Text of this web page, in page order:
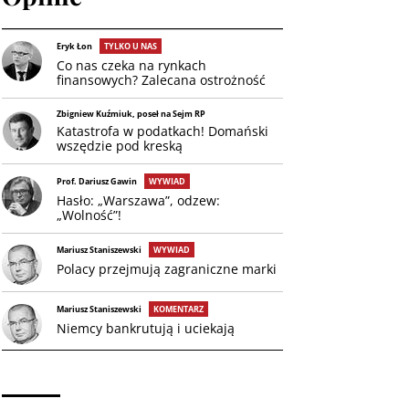
Eryk Łon TYLKO U NAS
Co nas czeka na rynkach
finansowych? Zalecana ostrożność
Zbigniew Kuźmiuk, poseł na Sejm RP
Katastrofa w podatkach! Domański
wszędzie pod kreską
Prof. Dariusz Gawin WYWIAD
Hasło: „Warszawa”, odzew:
„Wolność”!
Mariusz Staniszewski WYWIAD
Polacy przejmują zagraniczne marki
Mariusz Staniszewski KOMENTARZ
Niemcy bankrutują i uciekają